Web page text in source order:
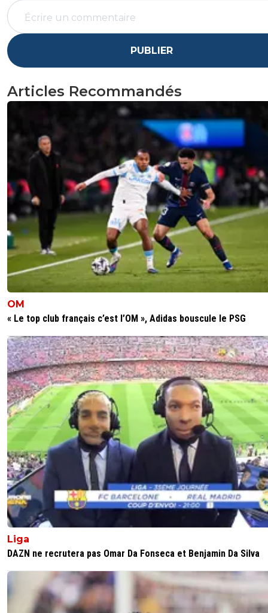
PUBLIER
Articles Recommandés
OM
« Le top club français c’est l’OM », Adidas bouscule le PSG
Liga
DAZN ne recrutera pas Omar Da Fonseca et Benjamin Da Silva